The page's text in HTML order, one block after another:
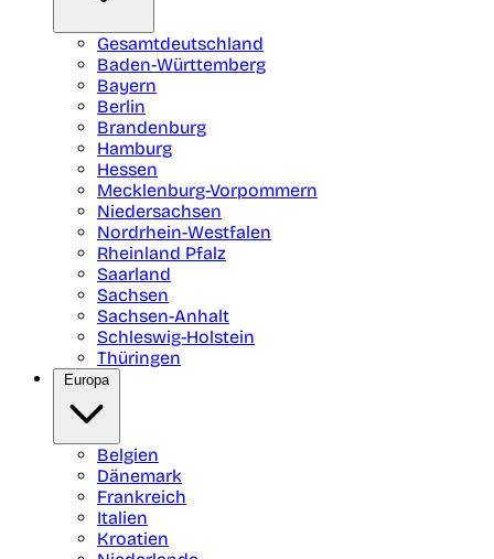
Gesamtdeutschland
Baden-Württemberg
Bayern
Berlin
Brandenburg
Hamburg
Hessen
Mecklenburg-Vorpommern
Niedersachsen
Nordrhein-Westfalen
Rheinland Pfalz
Saarland
Sachsen
Sachsen-Anhalt
Schleswig-Holstein
Thüringen
Europa
Belgien
Dänemark
Frankreich
Italien
Kroatien